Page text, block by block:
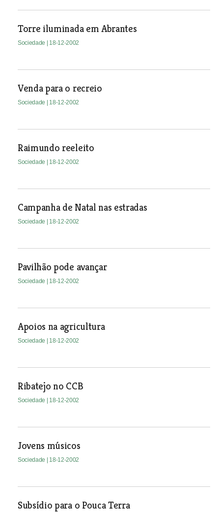
Torre iluminada em Abrantes
Sociedade | 18-12-2002
Venda para o recreio
Sociedade | 18-12-2002
Raimundo reeleito
Sociedade | 18-12-2002
Campanha de Natal nas estradas
Sociedade | 18-12-2002
Pavilhão pode avançar
Sociedade | 18-12-2002
Apoios na agricultura
Sociedade | 18-12-2002
Ribatejo no CCB
Sociedade | 18-12-2002
Jovens músicos
Sociedade | 18-12-2002
Subsídio para o Pouca Terra